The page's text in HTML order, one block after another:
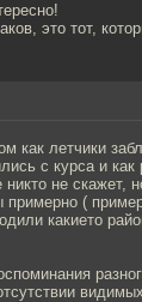
это тот,
как летчики
с курса и
не скажет,
(
какието